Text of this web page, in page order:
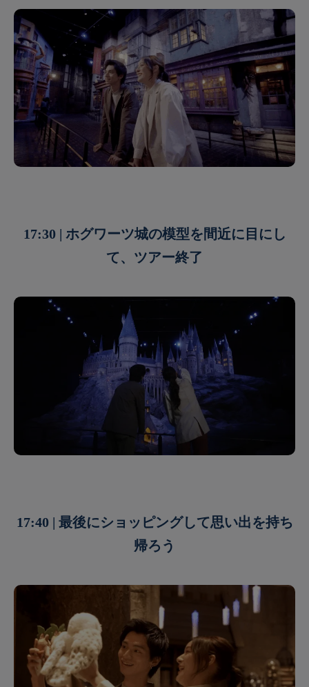
17:30 | ホグワーツ城の模型を間近に目にし
て、ツアー終了
17:40 | 最後にショッピングして思い出を持ち
帰ろう